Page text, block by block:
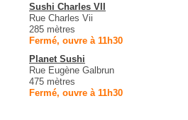
Sushi Charles VII
Rue Charles Vii
285 mètres
Fermé, ouvre à 11h30
Planet Sushi
Rue Eugène Galbrun
475 mètres
Fermé, ouvre à 11h30